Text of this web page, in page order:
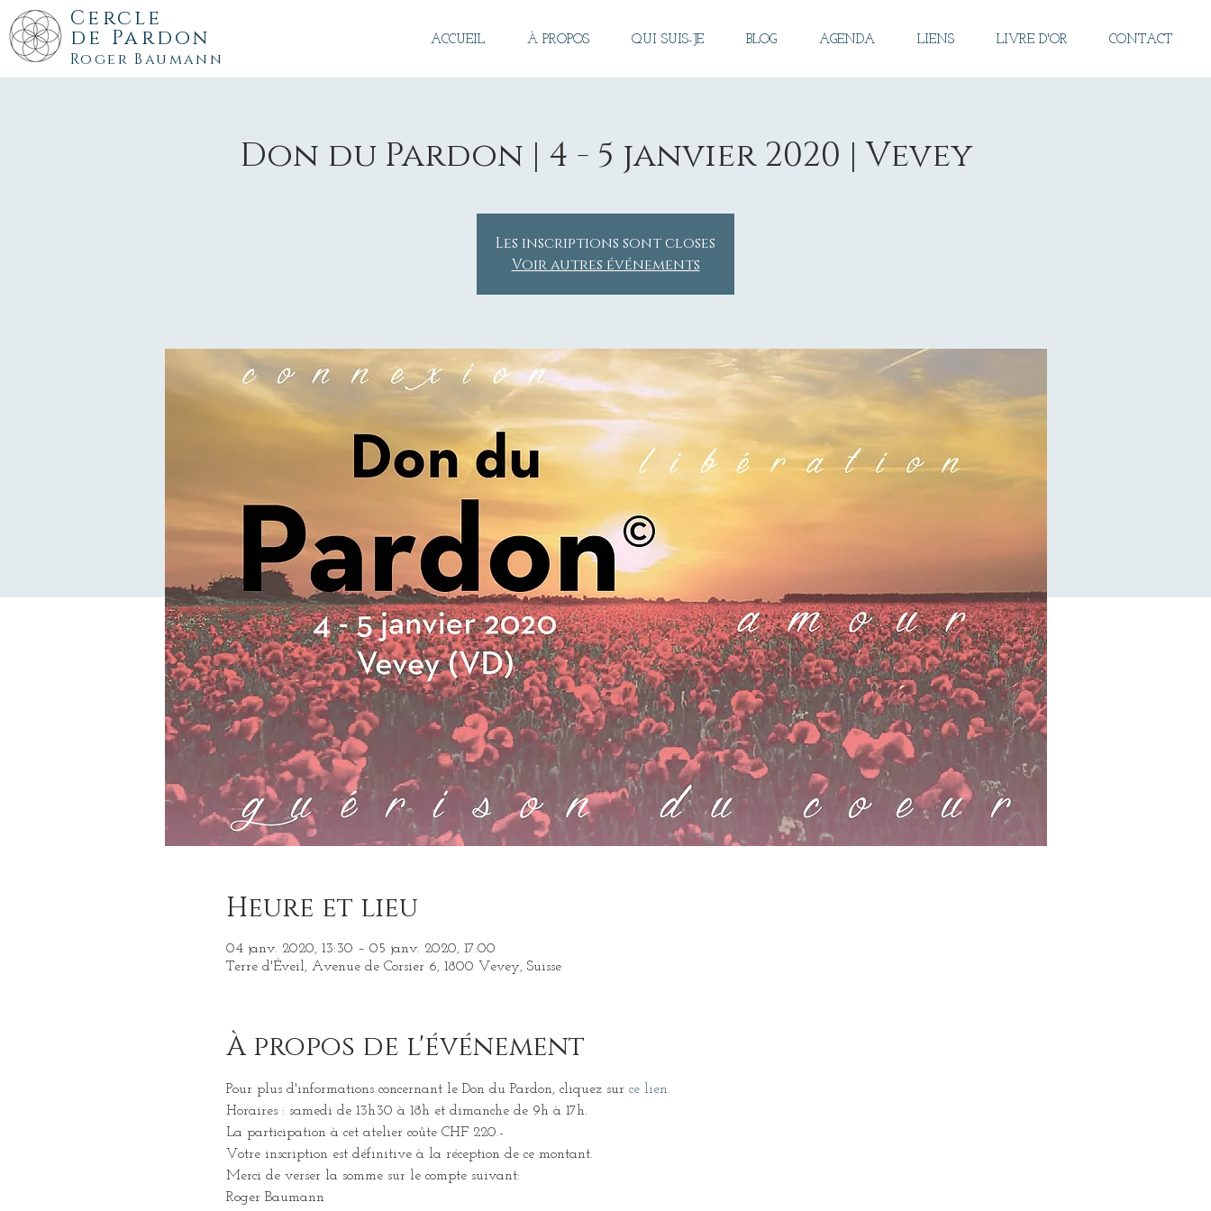
Cercle
de Pardon
Roger Baumann
ACCUEIL À PROPOS QUI SUIS-JE BLOG AGENDA LIENS LIVRE D'OR CONTACT
Don du Pardon | 4 - 5 janvier 2020 | Vevey
Les inscriptions sont closes
Voir autres événements
Heure et lieu
04 janv. 2020, 13:30 – 05 janv. 2020, 17:00
Terre d'Éveil, Avenue de Corsier 6, 1800 Vevey, Suisse
À propos de l'événement
Pour plus d'informations concernant le Don du Pardon, cliquez sur ce lien.
Horaires : samedi de 13h30 à 18h et dimanche de 9h à 17h.
La participation à cet atelier coûte CHF 220.-
Votre inscription est définitive à la réception de ce montant.
Merci de verser la somme sur le compte suivant:
Roger Baumann